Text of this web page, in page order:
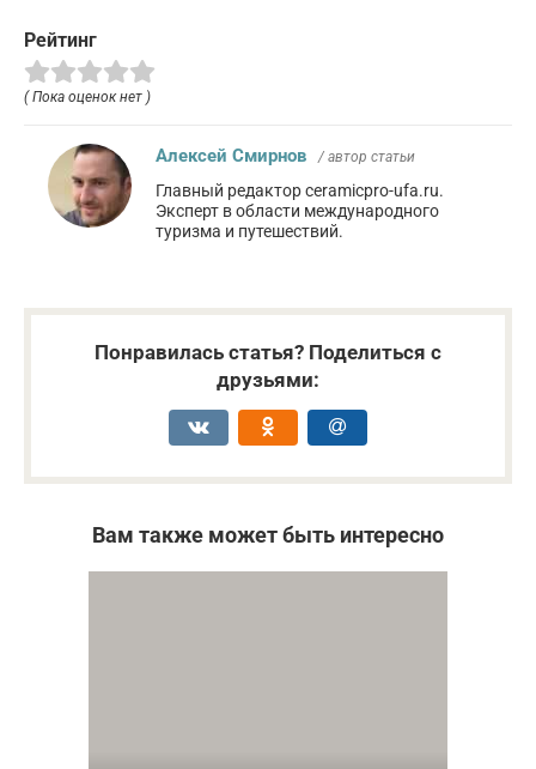
Рейтинг
( Пока оценок нет )
Алексей Смирнов / автор статьи
Главный редактор ceramicpro-ufa.ru.
Эксперт в области международного
туризма и путешествий.
Понравилась статья? Поделиться с
друзьями:
Вам также может быть интересно